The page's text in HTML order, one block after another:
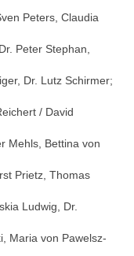
Peters, Claudia
Peter Stephan,
Dr. Lutz Schirmer;
/ David
Mehls, Bettina von
Prietz, Thomas
Ludwig, Dr.
Maria von Pawelsz-